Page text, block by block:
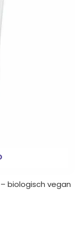
biologisch vegan